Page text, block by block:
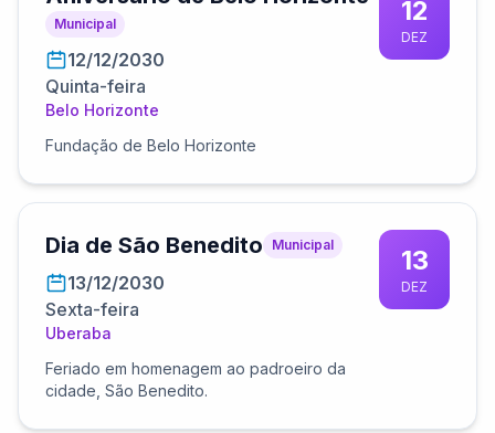
Municipal
12/12/2030
Quinta-feira
Belo Horizonte
Fundação de Belo Horizonte
12
DEZ
Dia de São Benedito Municipal
13/12/2030
Sexta-feira
Uberaba
Feriado em homenagem ao padroeiro da
cidade, São Benedito.
13
DEZ